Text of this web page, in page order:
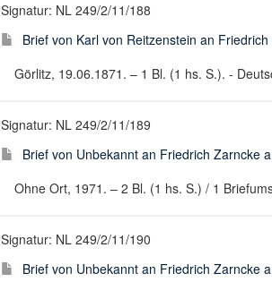
Signatur: NL 249/2/11/188
Brief von Karl von Reitzenstein an
Görlitz, 19.06.1871. – 1 Bl. (1 hs. S.). -
Signatur: NL 249/2/11/189
Brief von Unbekannt an Friedrich Zarncke
Ohne Ort, 1971. – 2 Bl. (1 hs. S.) / 1
Signatur: NL 249/2/11/190
Brief von Unbekannt an Friedrich Zarncke